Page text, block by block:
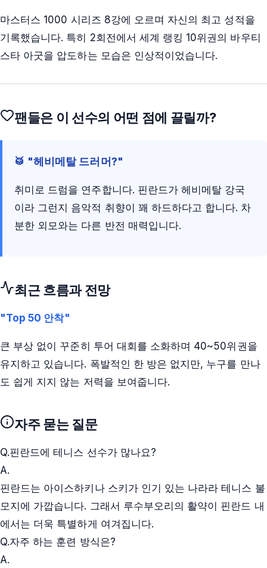
마스터스 1000 시리즈 8강에 오르며 자신의 최고 성적을
기록했습니다. 특히 2회전에서 세계 랭킹 10위권의 바우티
스타 아굿을 압도하는 모습은 인상적이었습니다.
팬들은 이 선수의 어떤 점에 끌릴까?
🥁 "헤비메탈 드러머?"
취미로 드럼을 연주합니다. 핀란드가 헤비메탈 강국
이라 그런지 음악적 취향이 꽤 하드하다고 합니다. 차
분한 외모와는 다른 반전 매력입니다.
최근 흐름과 전망
"Top 50 안착"
큰 부상 없이 꾸준히 투어 대회를 소화하며 40~50위권을
유지하고 있습니다. 폭발적인 한 방은 없지만, 누구를 만나
도 쉽게 지지 않는 저력을 보여줍니다.
자주 묻는 질문
Q.핀란드에 테니스 선수가 많나요?
A.
핀란드는 아이스하키나 스키가 인기 있는 나라라 테니스 불
모지에 가깝습니다. 그래서 루수부오리의 활약이 핀란드 내
에서는 더욱 특별하게 여겨집니다.
Q.자주 하는 훈련 방식은?
A.